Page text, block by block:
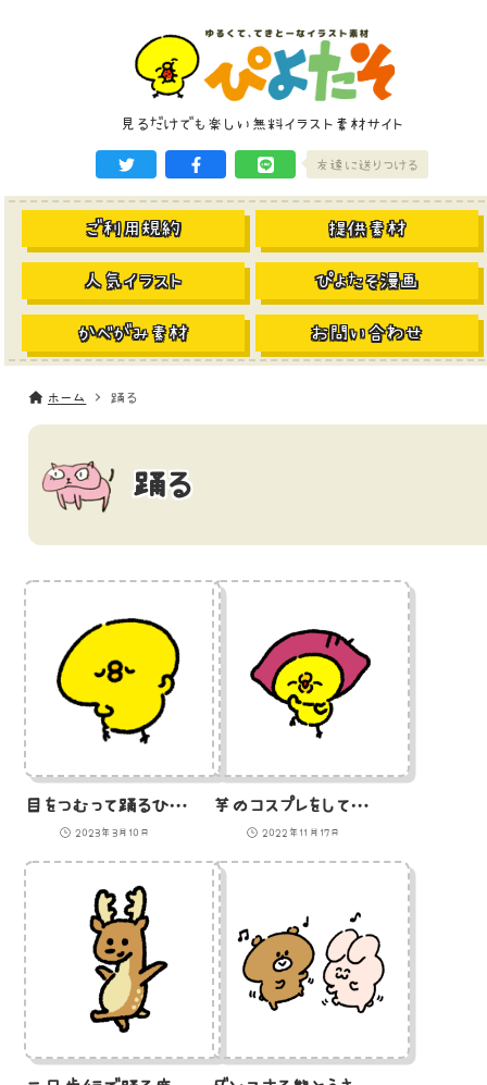
見るだけでも楽しい無料イラスト素材サイト
友達に送りつける
ご利用規約 提供素材
人気イラスト ぴよたそ漫画
かべがみ素材 お問い合わせ
ホーム 踊る
踊る
目をつむって踊るひよこのGIFアニメ
2023年3月10日
芋のコスプレをして踊るひよこ（GIFアニメ）
2022年11月17日